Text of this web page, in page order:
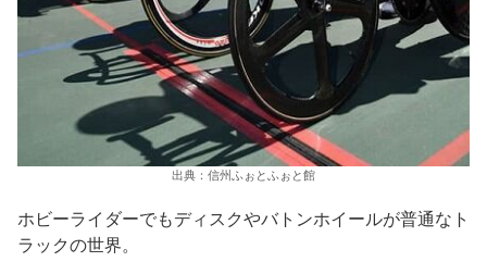
出典：信州ふぉとふぉと館
ホビーライダーでもディスクやバトンホイールが普通なト
ラックの世界。